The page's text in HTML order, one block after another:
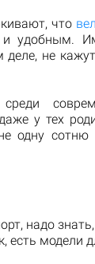
что
удобным.
не
у тех
одну сотню
надо
есть модели